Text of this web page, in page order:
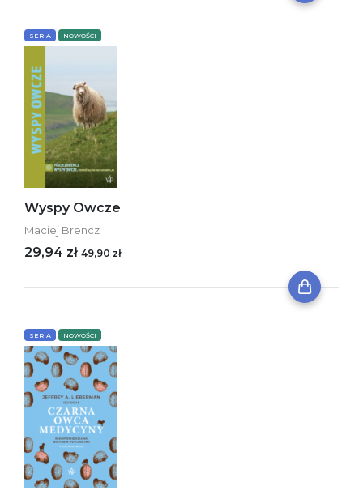
SERIA NOWOŚCI
Wyspy Owcze
Maciej Brencz
29,94 zł 49,90 zł
SERIA NOWOŚCI